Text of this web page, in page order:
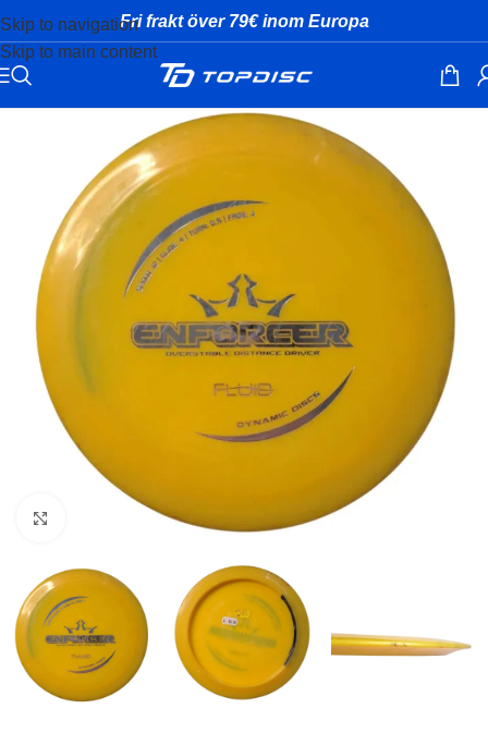
Skip to navigation
Skip to main content
Fri frakt över 79€ inom Europa
Klicka för att förstora